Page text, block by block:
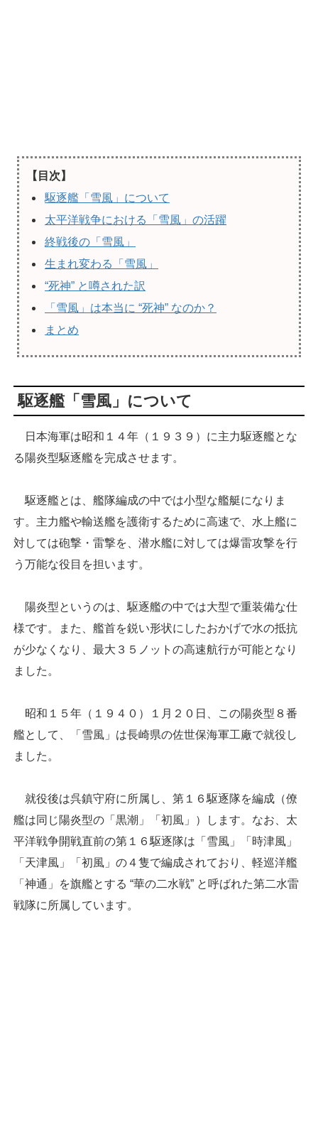
【目次】
駆逐艦「雪風」について
太平洋戦争における「雪風」の活躍
終戦後の「雪風」
生まれ変わる「雪風」
“死神” と噂された訳
「雪風」は本当に “死神” なのか？
まとめ
駆逐艦「雪風」について
日本海軍は昭和１４年（１９３９）に主力駆逐艦とな
る陽炎型駆逐艦を完成させます。
駆逐艦とは、艦隊編成の中では小型な艦艇になりま
す。主力艦や輸送艦を護衛するために高速で、水上艦に
対しては砲撃・雷撃を、潜水艦に対しては爆雷攻撃を行
う万能な役目を担います。
陽炎型というのは、駆逐艦の中では大型で重装備な仕
様です。また、艦首を鋭い形状にしたおかげで水の抵抗
が少なくなり、最大３５ノットの高速航行が可能となり
ました。
昭和１５年（１９４０）１月２０日、この陽炎型８番
艦として、「雪風」は長崎県の佐世保海軍工廠で就役し
ました。
就役後は呉鎮守府に所属し、第１６駆逐隊を編成（僚
艦は同じ陽炎型の「黒潮」「初風」）します。なお、太
平洋戦争開戦直前の第１６駆逐隊は「雪風」「時津風」
「天津風」「初風」の４隻で編成されており、軽巡洋艦
「神通」を旗艦とする “華の二水戦” と呼ばれた第二水雷
戦隊に所属しています。